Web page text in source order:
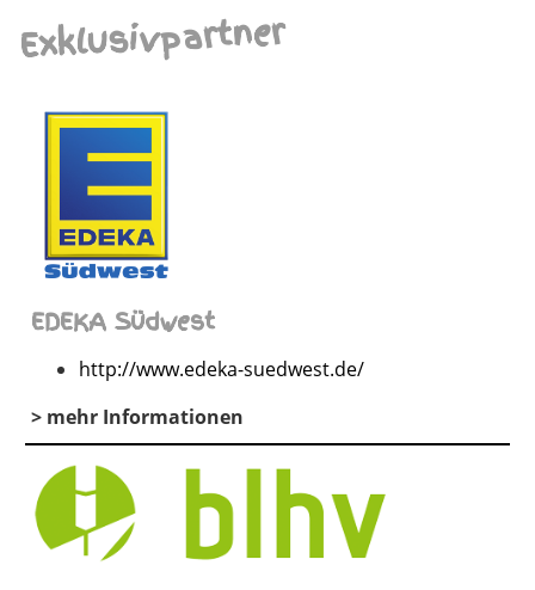
Exklusivpartner
EDEKA Südwest
http://www.edeka-suedwest.de/
> mehr Informationen